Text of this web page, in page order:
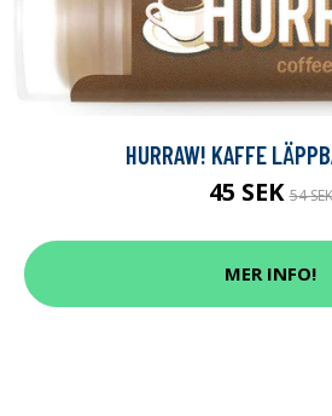
HURRAW! KAFFE
45 SEK54 SEK
MER INFO!